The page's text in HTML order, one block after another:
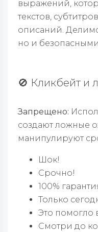
выражений,
текстов,
описаний.
но и
🚫 Кликбейт и
Запрещено:
создают ложные
манипулируют
Шок!
Срочно!
100%
Только
Это помогло
Смотри до